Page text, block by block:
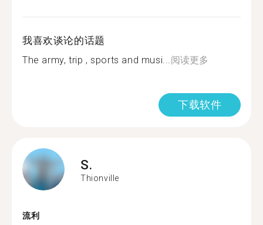
我喜欢谈论的话题
The army, trip , sports and musi... 阅读更多
下载软件
S.
Thionville
流利